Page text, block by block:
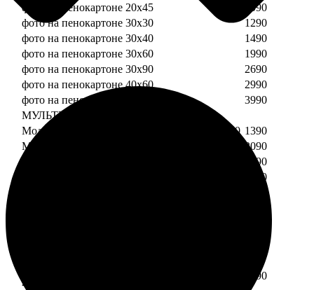
фото на пенокартоне 20х45
1090
фото на пенокартоне 30х30
1290
фото на пенокартоне 30х40
1490
фото на пенокартоне 30х60
1990
фото на пенокартоне 30х90
2690
фото на пенокартоне 40х60
2990
фото на пенокартоне 50х70
3990
МУЛЬТИПЕНОКАРТОН
Модульный пенокартон из двух частей 20х20 1390
Модульный пенокартон из трех частей 20х20
2090
1590
2390
2990
20х45
3990